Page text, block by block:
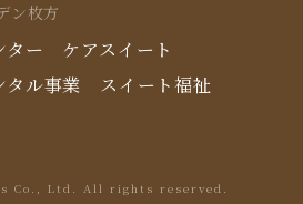
ン枚方
ター ケアスイート
タル事業 スイート福祉
Co., Ltd. All rights reserved.